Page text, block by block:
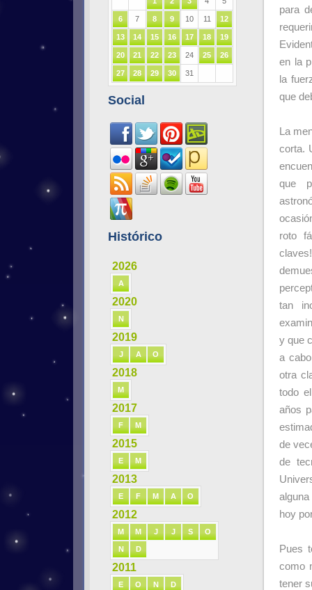
6 7 8 9 10 11 12
13 14 15 16 17 18 19
20 21 22 23 24 25 26
27 28 29 30 31
Social
Histórico
2026
A
2020
N
2019
J A O
2018
M
2017
F M
2015
E M
2013
E F M A O
2012
M M J J S O
N D
2011
E O N D
para
en la
la
que
La
corta.
que
roto
tan
y que
a
otra
todo
años
de
de
hoy
Pues
como
tener